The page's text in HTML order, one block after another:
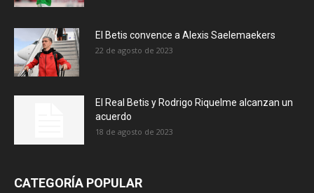
El Betis convence a Alexis Saelemaekers
22 de agosto de 2023
El Real Betis y Rodrigo Riquelme alcanzan un
acuerdo
18 de agosto de 2023
CATEGORÍA POPULAR